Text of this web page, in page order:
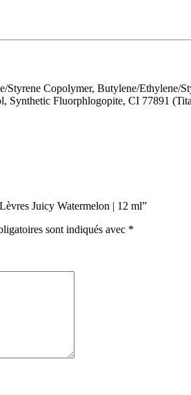
Copolymer, Butylene/Ethylene/
Synthetic Fluorphlogopite, CI 77891
Juicy Watermelon | 12 ml”
sont indiqués avec *